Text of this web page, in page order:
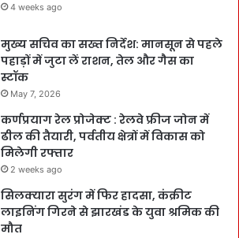
4 weeks ago
मुख्य सचिव का सख्त निर्देश: मानसून से पहले
पहाड़ों में जुटा लें राशन, तेल और गैस का
स्टॉक
May 7, 2026
कर्णप्रयाग रेल प्रोजेक्ट : रेलवे फ्रीज जोन में
ढील की तैयारी, पर्वतीय क्षेत्रों में विकास को
मिलेगी रफ्तार
2 weeks ago
सिलक्यारा सुरंग में फिर हादसा, कंक्रीट
लाइनिंग गिरने से झारखंड के युवा श्रमिक की
मौत